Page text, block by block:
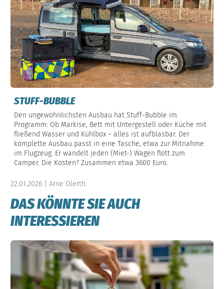
STUFF-BUBBLE
Den ungewöhnlichsten Ausbau hat Stuff-Bubble im
Programm: Ob Markise, Bett mit Untergestell oder Küche mit
fließend Wasser und Kühlbox – alles ist aufblasbar. Der
komplette Ausbau passt in eine Tasche, etwa zur Mitnahme
im Flugzeug. Er wandelt jeden (Miet-) Wagen flott zum
Camper. Die Kosten? Zusammen etwa 3600 Euro.
22.01.2026 | Arne Olerth
DAS KÖNNTE SIE AUCH
INTERESSIEREN